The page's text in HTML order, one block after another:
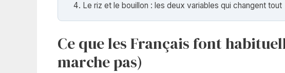
Le riz et le bouillon : les deux variables qui changent tout
Ce que les Français font
marche pas)